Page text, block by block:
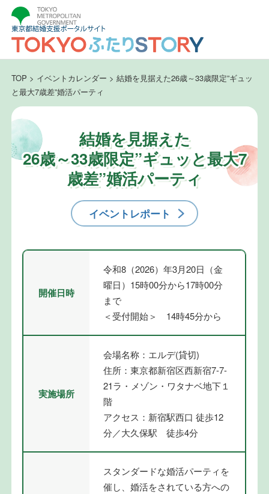
TOP > イベントカレンダー > 結婚を見据えた26歳～33歳限定”ギュッ
と最大7歳差”婚活パーティ
結婚を見据えた
26歳～33歳限定”ギュッと最大7
歳差”婚活パーティ
イベントレポート
開催日時
令和8（2026）年3月20日（金
曜日）15時00分から17時00分
まで
＜受付開始＞ 14時45分から
実施場所
会場名称：エルデ(貸切)
住所：東京都新宿区西新宿7-7-
21ラ・メゾン・ワタナベ地下１
階
アクセス：新宿駅西口 徒歩12
分／大久保駅 徒歩4分
スタンダードな婚活パーティを
催し、婚活をされている方への